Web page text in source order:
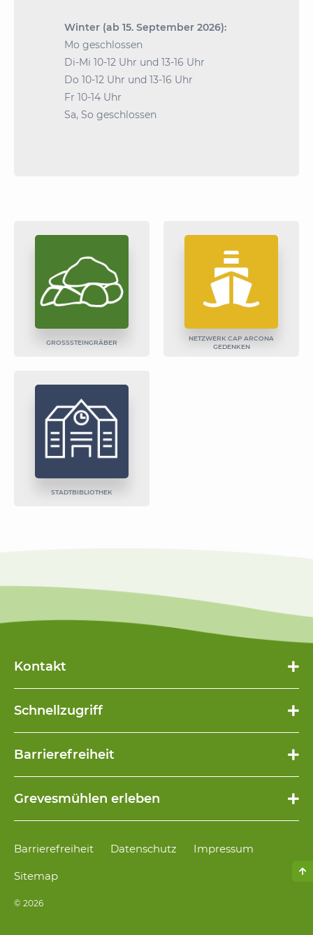
Winter (ab 15. September 2026):
Mo geschlossen
Di-Mi 10-12 Uhr und 13-16 Uhr
Do 10-12 Uhr und 13-16 Uhr
Fr 10-14 Uhr
Sa, So geschlossen
GROSSSTEINGRÄBER
NETZWERK CAP ARCONA
GEDENKEN
STADTBIBLIOTHEK
Kontakt
Schnellzugriff
überspringen
Barrierefreiheit
überspringen
Grevesmühlen erleben
© 2026
Navigation
Barrierefreiheit Datenschutz Impressum
Sitemap